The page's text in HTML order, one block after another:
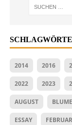
2014 2016
2022 2023
AUGUST
ESSAY FEBRUAR